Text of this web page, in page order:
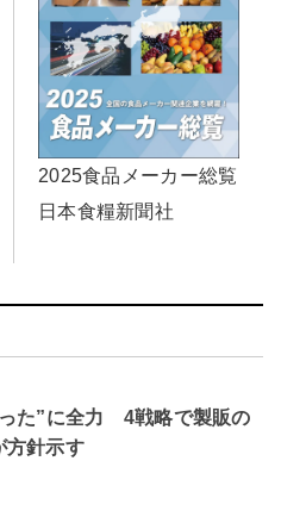
2025食品メーカー総覧
日本食糧新聞社
た”に全力 4戦略で製販の
針示す